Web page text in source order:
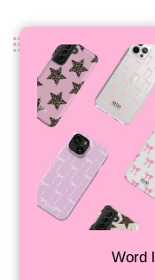
AFTER
HÜLLE
Word